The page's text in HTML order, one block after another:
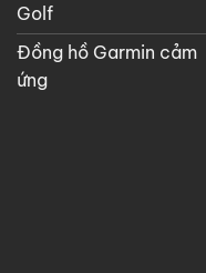
Golf
Đồng hồ Garmin cảm
ứng